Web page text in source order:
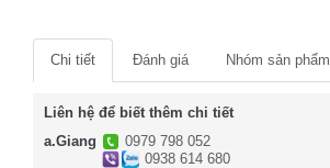
Chi tiết Đánh giá Nhóm sản phẩm
Liên hệ để biết thêm chi tiết
a.Giang
0979 798 052
0938 614 680